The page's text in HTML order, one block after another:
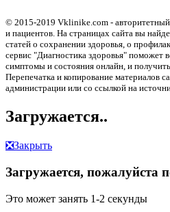
© 2015-2019 Vklinike.com - авторитетный
и пациентов. На страницах сайта вы
статей о сохранении здоровья, о
сервис "Диагностика здоровья"
симптомы и состояния онлайн, и
Перепечатка и копирование материалов
администрации или со ссылкой на
Загружается..
❎Закрыть
Загружается, пожалуйста
Это может занять 1-2 секунды